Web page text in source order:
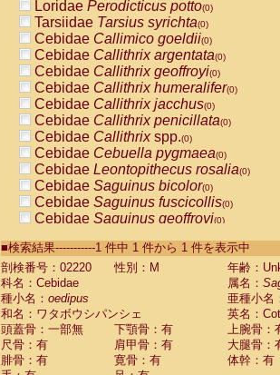
Loridae Perodicticus potto(0)
Tarsiidae Tarsius syrichta(0)
Cebidae Callimico goeldii(0)
Cebidae Callithrix argentata(0)
Cebidae Callithrix geoffroyi(0)
Cebidae Callithrix humeralifer(0)
Cebidae Callithrix jacchus(0)
Cebidae Callithrix penicillata(0)
Cebidae Callithrixspp.(0)
Cebidae Cebuella pygmaea(0)
Cebidae Leontopithecus rosalia(0)
Cebidae Saguinus bicolor(0)
Cebidae Saguinus fuscicollis(0)
Cebidae Saguinus geoffroyi(0)
CebidaeSaguinus labiatus(0)
Cebidae Saguinus leucopus (0)
Cebidae
Cebidae
CebidaeSaguinus nigricollis (0)
Cebidae Saguinus oedipus
Cebidae Saguinus weddelli
Cebidae Saguinusspp.
■検索結果-----------1 件中 1 件から 1 件を表示中
剖検番号：02220
性別：M
年齢：
科名：Cebidae
属名：
種小名： oedipus
亜種小名
和名：ワタボウシパンシェ
英名：
頭蓋骨：一部無
下顎骨：有
上腕骨：
尺骨：有
肩甲骨：有
大腿骨：
腓骨：有
寛骨：有
体幹：有